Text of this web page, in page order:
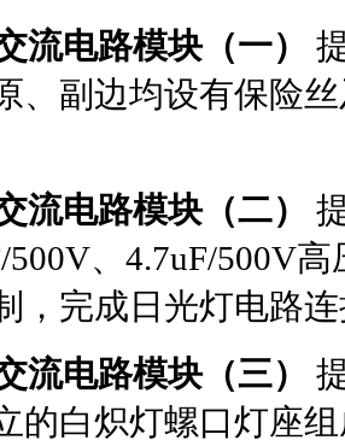
流电路模块（一）
、副边均设有保险
流电路模块（二）
500V、 4.7uF/500V高
，完成日光灯电路
流电路模块（三）
的白炽灯螺口灯座